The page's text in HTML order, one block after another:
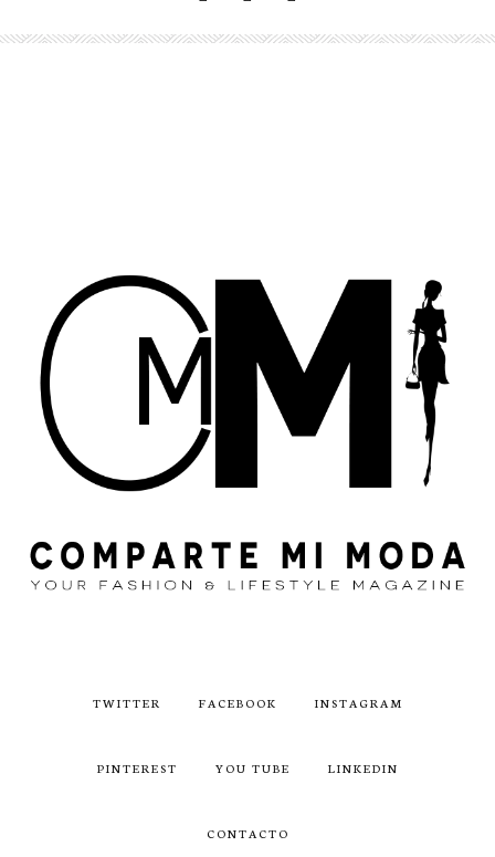
TWITTER FACEBOOK INSTAGRAM
PINTEREST YOU TUBE LINKEDIN
CONTACTO